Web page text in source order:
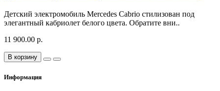
Детский электромобиль Mercedes Cabrio стилизован под
элегантный кабриолет белого цвета. Обратите вни..
11 900.00 р.
В корзину
Информация